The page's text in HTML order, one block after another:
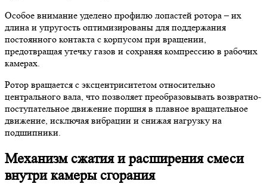
Особое внимание уделено профилю лопастей ротора – их
длина и упругость оптимизированы для поддержания
постоянного контакта с корпусом при вращении,
предотвращая утечку газов и сохраняя компрессию в рабочих
камерах.
Ротор вращается с эксцентриситетом относительно
центрального вала, что позволяет преобразовывать возвратно-
поступательное движение поршня в плавное вращательное
движение, исключая вибрации и снижая нагрузку на
подшипники.
Механизм сжатия и расширения смеси
внутри камеры сгорания